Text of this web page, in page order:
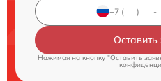
Оставить
Нажимая на кнопку "Оставить